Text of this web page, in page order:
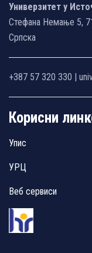
Универзитет у
Стефана Немање 5,
Српска
+387 57 320 330 |
Корисни
Упис
УРЦ
Веб сервиси